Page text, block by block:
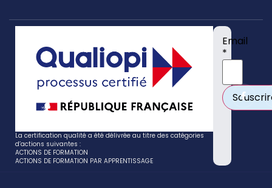
La certification qualité a été délivrée au titre des catégories
d’actions suivantes :
ACTIONS DE FORMATION
ACTIONS DE FORMATION PAR APPRENTISSAGE
Email
*